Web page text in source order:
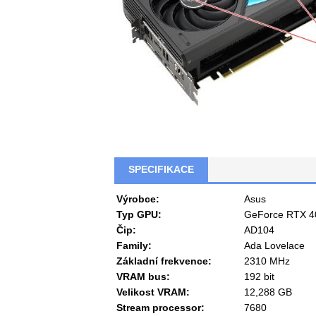
SPECIFIKACE
Výrobce:
Asus
Typ GPU:
GeForce RTX
Čip:
AD104
Family:
Ada Lovelace
Základní frekvence:
2310 MHz
VRAM bus:
192 bit
Velikost VRAM:
12,288 GB
Stream processor:
7680